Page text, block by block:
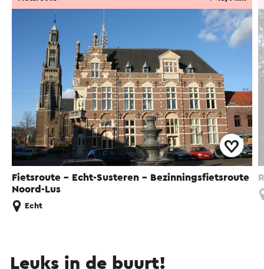
Fietsroute - Echt-Susteren - Bezinningsfietsroute
Noord-Lus
Echt
Leuks in de buurt!